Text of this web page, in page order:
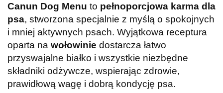
Canun Dog Menu to pełnoporcjowa karma dla
psa, stworzona specjalnie z myślą o spokojnych
i mniej aktywnych psach. Wyjątkowa receptura
oparta na wołowinie dostarcza łatwo
przyswajalne białko i wszystkie niezbędne
składniki odżywcze, wspierając zdrowie,
prawidłową wagę i dobrą kondycję psa.